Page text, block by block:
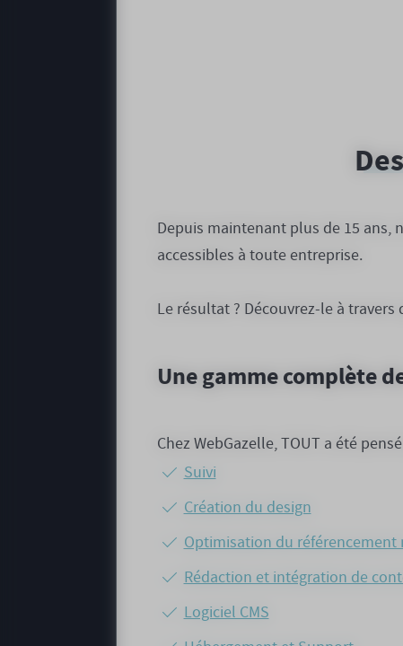
Depuis maintenant plus de 15
accessibles à toute entreprise.
Le résultat ? Découvrez-le à travers
Une gamme complète
Chez WebGazelle, TOUT a été
Suivi
Création du design
Optimisation du référencement
Rédaction et intégration de
Logiciel CMS